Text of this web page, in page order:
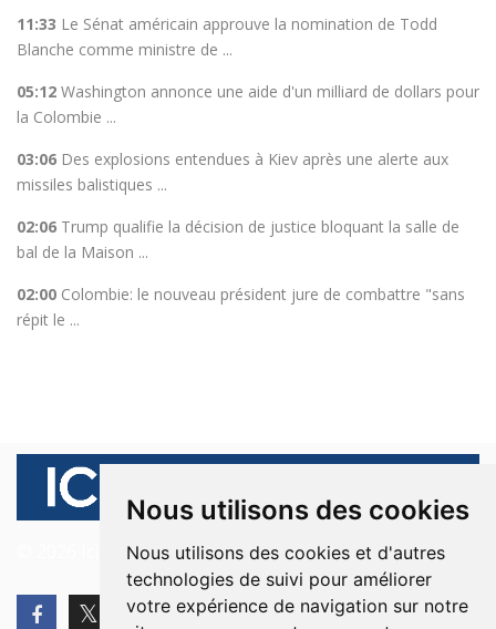
Nous utilisons des cookies
Nous utilisons des cookies et d'autres
technologies de suivi pour améliorer
votre expérience de navigation sur notre
11:33 Le Sénat américain approuve la nomination de Todd
Blanche comme ministre de ...
05:12 Washington annonce une aide d'un milliard de dollars pour
la Colombie ...
03:06 Des explosions entendues à Kiev après une alerte aux
missiles balistiques ...
02:06 Trump qualifie la décision de justice bloquant la salle de
bal de la Maison ...
02:00 Colombie: le nouveau président jure de combattre "sans
répit le ...
© 2026 Ici Beyrouth. Tous les droits sont réservés.